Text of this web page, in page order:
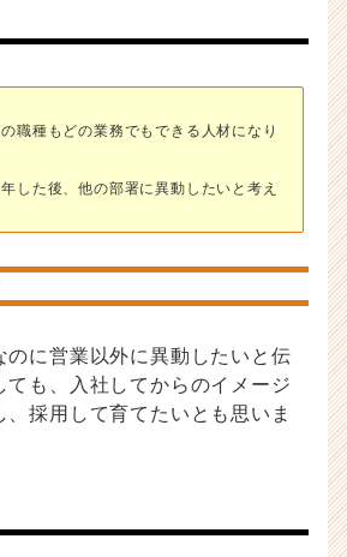
職種もどの業務でもできる人材になり
した後、他の部署に異動したいと考え
のに営業以外に異動したいと伝
ても、入社してからのイメージ
、採用して育てたいとも思いま